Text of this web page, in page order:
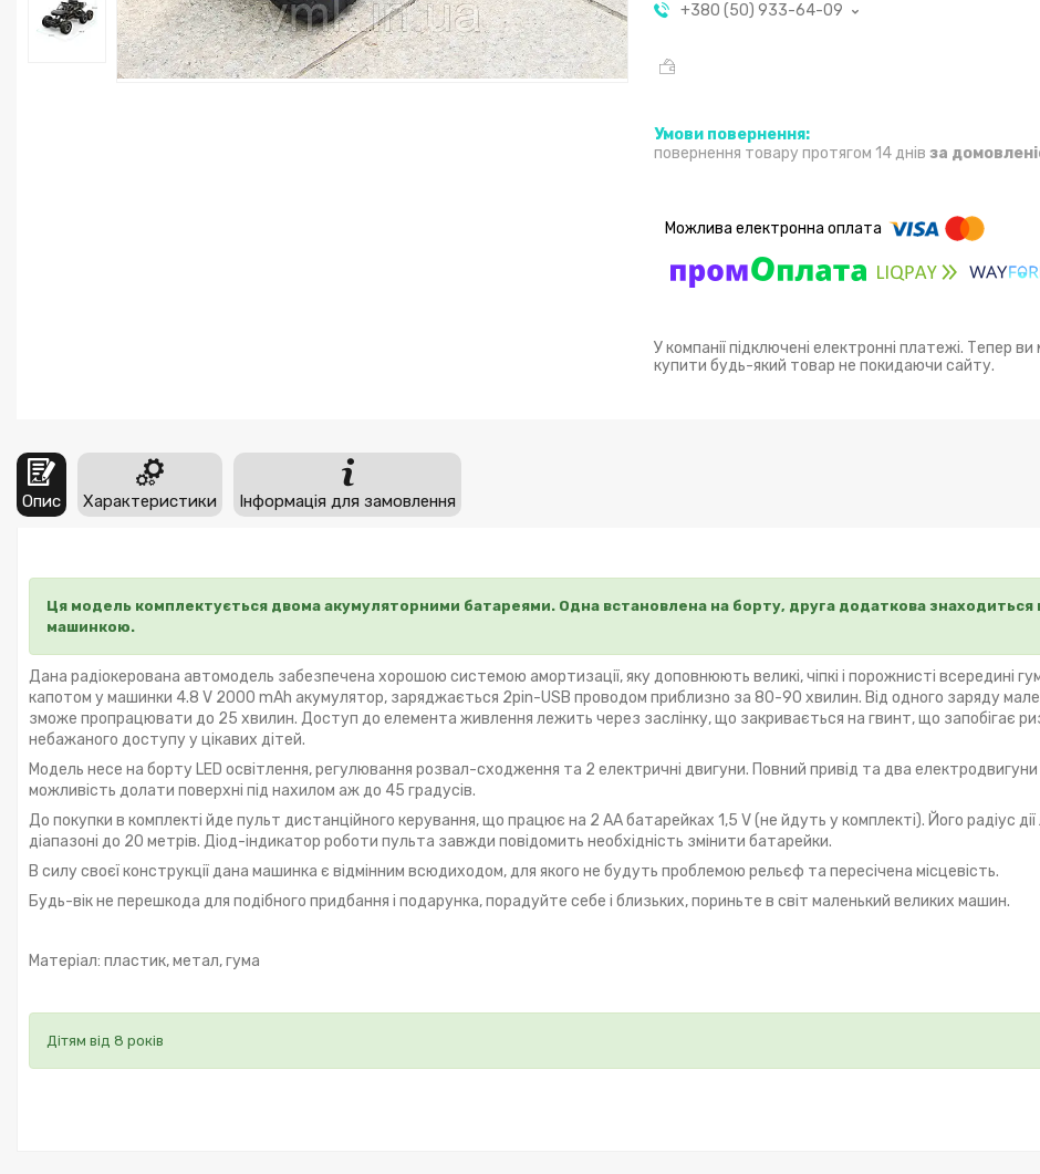
+380 (50) 933-64-09
повернення товару протягом 14 днів за
У компанії підключені електронні платежі. Тепер
купити будь-який товар не покидаючи сайту.
Опис Характеристики Інформація для замовлення
Ця модель комплектується двома акумуляторними батареями. Одна встановлена на борту, друга додаткова знаходиться
машинкою.
Дана радіокерована автомодель забезпечена хорошою системою амортизації, яку доповнюють великі, чіпкі і порожнисті всередині
капотом у машинки 4.8 V 2000 mAh акумулятор, заряджається 2pin-USB проводом приблизно за 80-90 хвилин. Від одного заряду
зможе пропрацювати до 25 хвилин. Доступ до елемента живлення лежить через заслінку, що закривається на гвинт, що запобігає
небажаного доступу у цікавих дітей.
Модель несе на борту LED освітлення, регулювання розвал-сходження та 2 електричні двигуни. Повний привід та два
можливість долати поверхні під нахилом аж до 45 градусів.
До покупки в комплекті йде пульт дистанційного керування, що працює на 2 АА батарейках 1,5 V (не йдуть у комплекті). Його радіус
діапазоні до 20 метрів. Діод-індикатор роботи пульта завжди повідомить необхідність змінити батарейки.
В силу своєї конструкції дана машинка є відмінним всюдиходом, для якого не будуть проблемою рельєф та пересічена місцевість.
Будь-вік не перешкода для подібного придбання і подарунка, порадуйте себе і близьких, пориньте в світ маленький великих машин.
Матеріал: пластик, метал, гума
Дітям від 8 років